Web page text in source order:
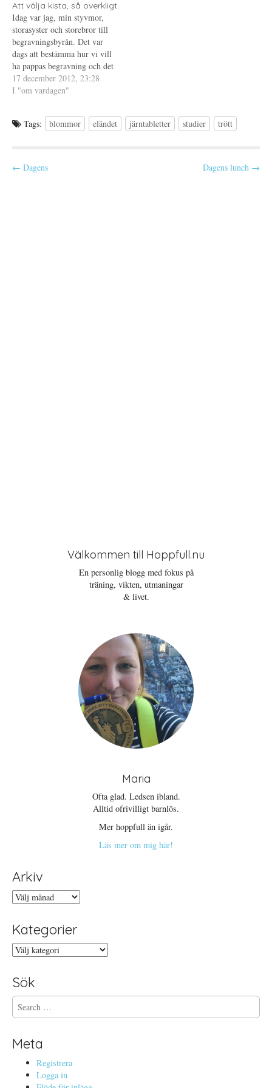
t
t
f
ö
n
s
t
e
r
)
r
)
t
t
n
y
t
t
f
ö
n
s
t
Att välja kista, så overkligt
Idag var jag, min styvmor,
storasyster och storebror till
begravningsbyrån. Det var
dags att bestämma hur vi vill
ha pappas begravning och det
praktiska runt omkring. Jag,
som tycker att det är jobbigt
situationer där känslor är
inblandade, tvingade mig själv
17 december 2012, 23:28
I "om vardagen"
Tags: blommor eländet järntabletter studier trött
P
← Dagens Dagens lunch →
Välkommen till Hoppfull.nu
En personlig blogg med fokus på
träning, vikten, utmaningar
& livet.
Maria
Ofta glad. Ledsen ibland.
Alltid ofrivilligt barnlös.
Mer hoppfull än igår.
Läs mer om mig här!
Arkiv
Arkiv
Kategorier
Kategorier
Sök
S
r
cMeta
Registrera
Logga in